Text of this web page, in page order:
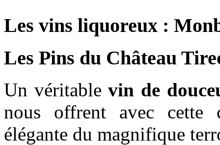
Les vins liquoreux :
Les Pins du Château
Un véritablevin de
nous offrent avec cette
élégante du magnifique